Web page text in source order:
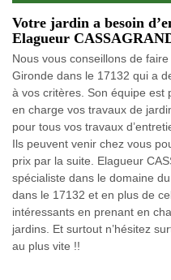
Votre jardin a besoin
Elagueur
Nous vous conseillons de
Gironde dans le 17132 qui a
à vos critères. Son équipe est
en charge vos travaux de
pour tous vos travaux
Ils peuvent venir chez vous
prix par la suite. Elagueur
spécialiste dans le domaine
dans le 17132 et en plus de
intéressants en prenant en
jardins. Et surtout n’hésitez
au plus vite !!